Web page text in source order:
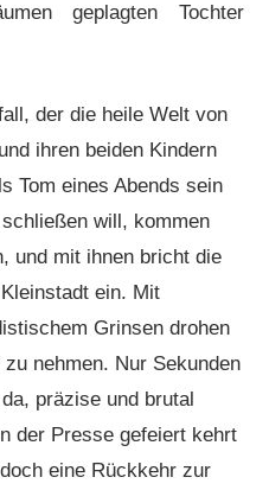
geplagten Tochter
der die heile Welt von
ihren beiden Kindern
Tom eines Abends sein
will, kommen
und mit ihnen bricht die
ein. Mit
Grinsen drohen
nehmen. Nur Sekunden
präzise und brutal
der Presse gefeiert kehrt
eine Rückkehr zur